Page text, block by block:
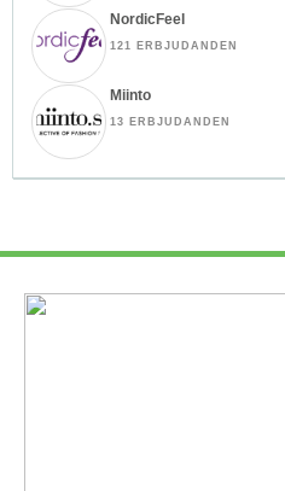
NordicFeel
121 ERBJUDANDEN
Miinto
13 ERBJUDANDEN